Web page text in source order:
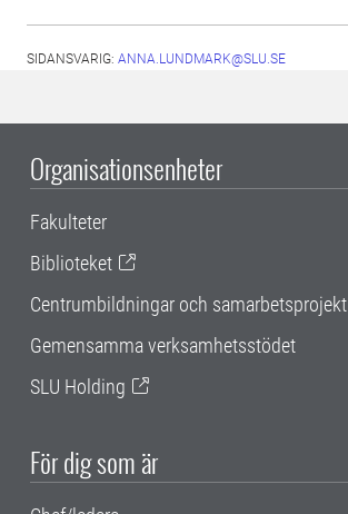
SIDANSVARIG: ANNA.LUNDMARK@SLU.SE
Organisationsenheter
Fakulteter
Biblioteket
Centrumbildningar och samarbetsprojekt
Gemensamma verksamhetsstödet
SLU Holding
För dig som är